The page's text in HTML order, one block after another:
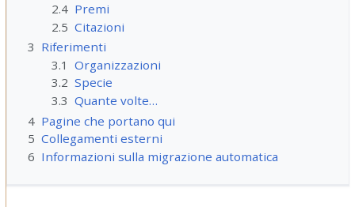
2.4 Premi
2.5 Citazioni
3 Riferimenti
3.1
Organizzazioni
3.2 Specie
3.3 Quante volte…
4 Pagine che portano qui
5 Collegamenti esterni
6 Informazioni sulla migrazione automatica